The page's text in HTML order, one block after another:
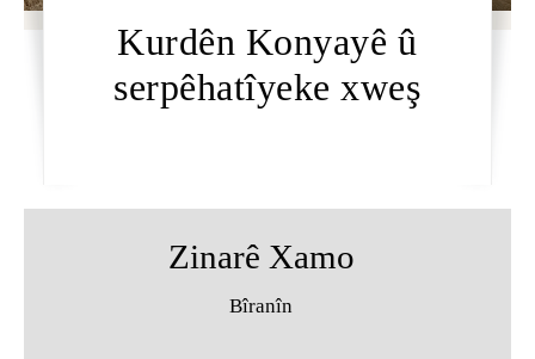
Kurdên Konyayê û
serpêhatîyeke xweş
Zinarê Xamo
Bîranîn